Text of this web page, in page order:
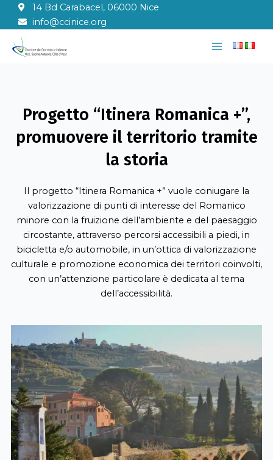
contenuto
14 Bd Carabacel, 06000 Nice
info@ccinice.org
Main
Progetto “Itinera Romanica +”,
promuovere il territorio tramite
la storia
Il progetto “Itinera Romanica +” vuole coniugare la
valorizzazione di punti di interesse del Romanico
minore con la fruizione dell’ambiente e del paesaggio
circostante, attraverso percorsi accessibili a piedi, in
bicicletta e/o automobile, in un’ottica di valorizzazione
culturale e promozione economica dei territori coinvolti,
con un’attenzione particolare è dedicata al tema
dell’accessibilità.